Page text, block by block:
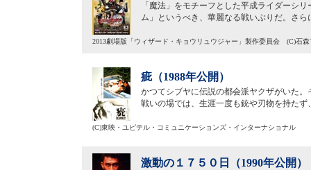
「魔法」をモチーフとした平成ライダーシ
ム」というべき、華麗なる戦いぶりだ。さ
2013劇場版「ウィザード・キョウリュウジャー」製作委員会 (C)石
疵（1988年公開）
かつてシブヤに伝説の都会派ヤクザがいた
戦いの場では、生涯一度も銃や刃物を持た
(C)東映・ユピテル・コミュニケーションズ・インターナショナル
激動の１７５０日（1990年公開）